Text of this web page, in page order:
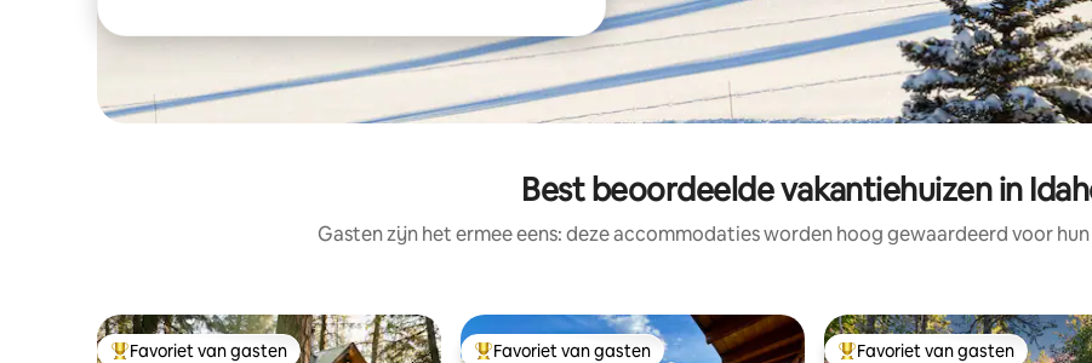
Best beoordeelde vakantiehuizen in
Gasten zijn het ermee eens: deze accommodaties worden hoog gewaardeerd voor
Favoriet van gasten Favoriet van gasten Favoriet van gasten